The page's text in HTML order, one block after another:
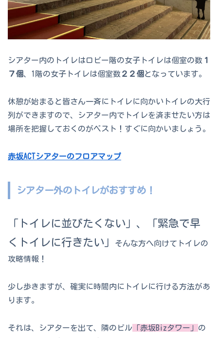
シアター内のトイレはロビー階の女子トイレは個室の数 １
７個、1階の女子トイレは個室数２２個 となっています。
休憩が始まると皆さん一斉にトイレに向かいトイレの大行
列ができますので、シアター内でトイレを済ませたい方は
場所を把握しておくのがベスト！すぐに向かいましょう。
赤坂ACTシアターのフロアマップ
シアター外のトイレがおすすめ！
「トイレに並びたくない」、「緊急で早
くトイレに行きたい」
そんな方へ向けてトイレの
攻略情報！
少し歩きますが、確実に時間内にトイレに行ける方法があ
ります。
それは、シアターを出て、隣のビル 「赤坂Bizタワー」 の